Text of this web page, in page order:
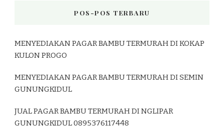
POS-POS TERBARU
MENYEDIAKAN PAGAR BAMBU TERMURAH DI KOKAP
KULON PROGO
MENYEDIAKAN PAGAR BAMBU TERMURAH DI SEMIN
GUNUNGKIDUL
JUAL PAGAR BAMBU TERMURAH DI NGLIPAR
GUNUNGKIDUL 0895376117448